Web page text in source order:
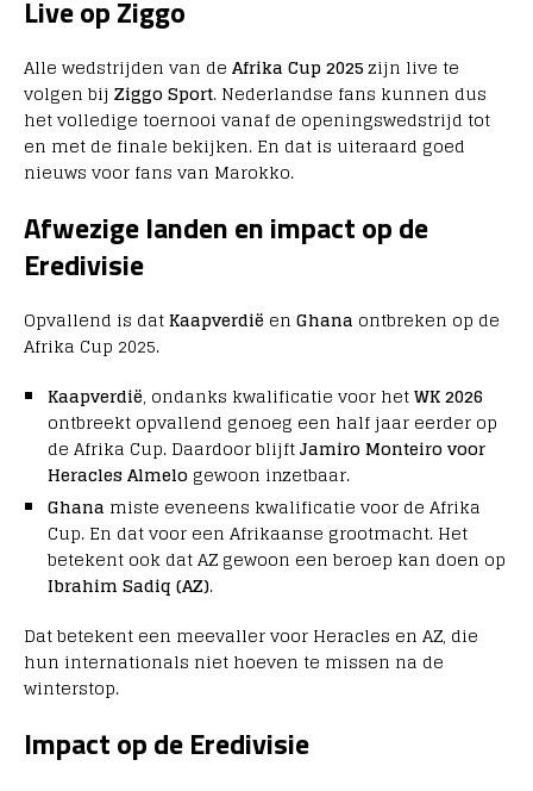
Live op Ziggo
Alle wedstrijden van de Afrika Cup 2025zijn live te
volgen bij Ziggo Sport. Nederlandse fans kunnen dus
het volledige toernooi vanaf de openingswedstrijd tot
en met de finale bekijken. En dat is uiteraard goed
nieuws voor fans van Marokko.
Afwezige landen en impact op de
Eredivisie
Opvallend is datKaapverdië en Ghana ontbreken op de
Afrika Cup 2025.
Kaapverdië, ondanks kwalificatie voor hetWK 2026
ontbreekt opvallend genoeg een half jaar eerder op
de Afrika Cup. Daardoor blijftJamiro Monteiro voor
Heracles Almelo gewoon inzetbaar.
Ghana miste eveneens kwalificatie voor de Afrika
Cup. En dat voor een Afrikaanse grootmacht. Het
betekent ook dat AZ gewoon een beroep kan doen op
Ibrahim Sadiq (AZ).
Dat betekent een meevaller voor Heracles en AZ, die
hun internationals niet hoeven te missen na de
winterstop.
Impact op de Eredivisie